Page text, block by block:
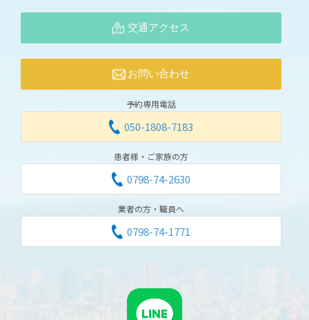
交通アクセス
お問い合わせ
予約専用電話
050-1808-7183
患者様・ご家族の方
0798-74-2630
業者の方・職員へ
0798-74-1771